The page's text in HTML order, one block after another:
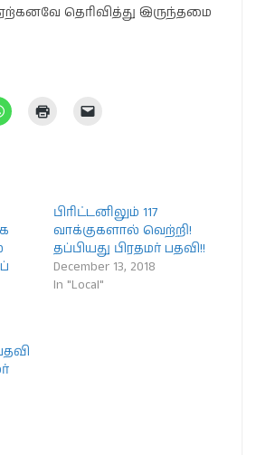
தெரிவித்து இருந்தமை
பிரிட்டனிலும் 117
வாக்குகளால் வெற்றி!
தப்பியது பிரதமர் பதவி!!
December 13, 2018
In "Local"